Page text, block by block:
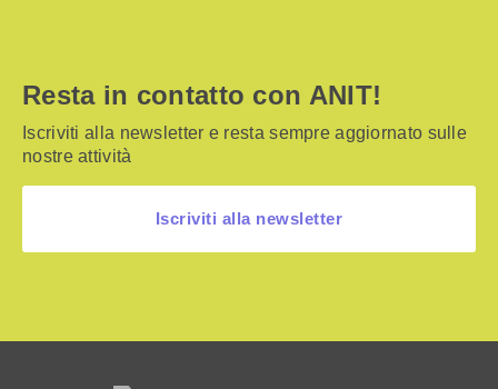
Resta in contatto con ANIT!
Iscriviti alla newsletter e resta sempre aggiornato sulle
nostre attività
Iscriviti alla newsletter